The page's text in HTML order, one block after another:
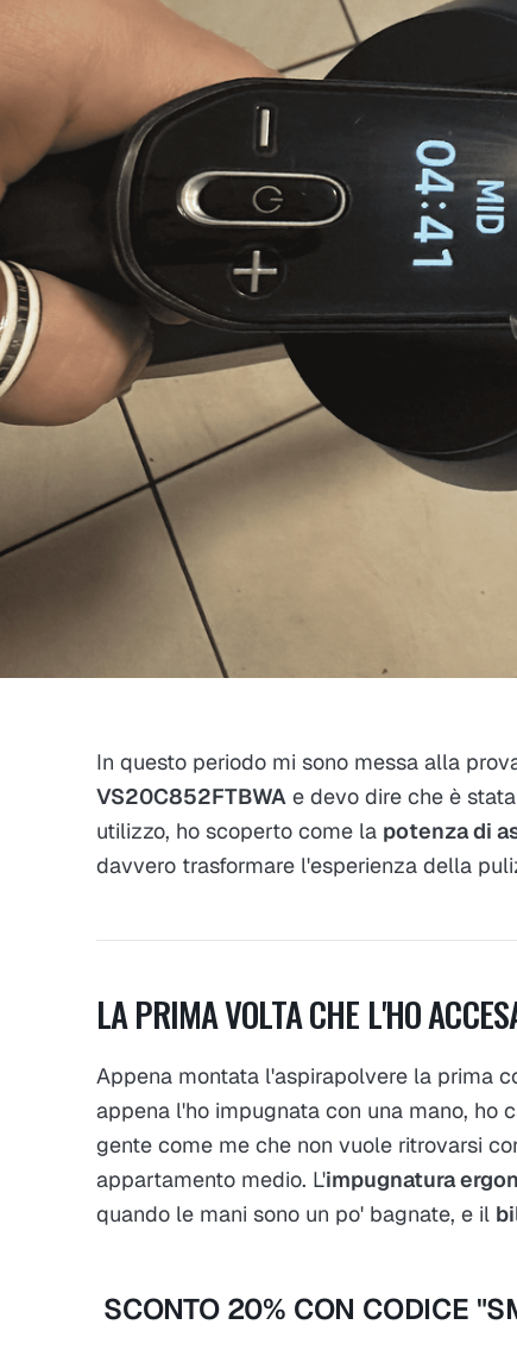
In questo periodo mi sono messa alla
VS20C852FTBWA e devo dire che è
utilizzo, ho scoperto come la potenza di
davvero trasformare l'esperienza della
LA PRIMA VOLTA CHE L'HO
Appena montata l'aspirapolvere la prima
appena l'ho impugnata con una mano, ho
gente come me che non vuole ritrovarsi
appartamento medio. L'impugnatura
quando le mani sono un po' bagnate, e il
SCONTO 20% CON CODICE